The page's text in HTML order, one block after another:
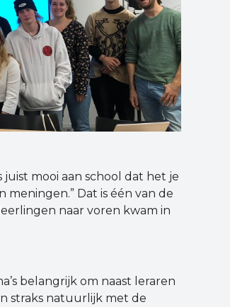
mooi aan school dat het je
Dat is één van de
naar voren kwam in
belangrijk om naast leraren
straks natuurlijk met de